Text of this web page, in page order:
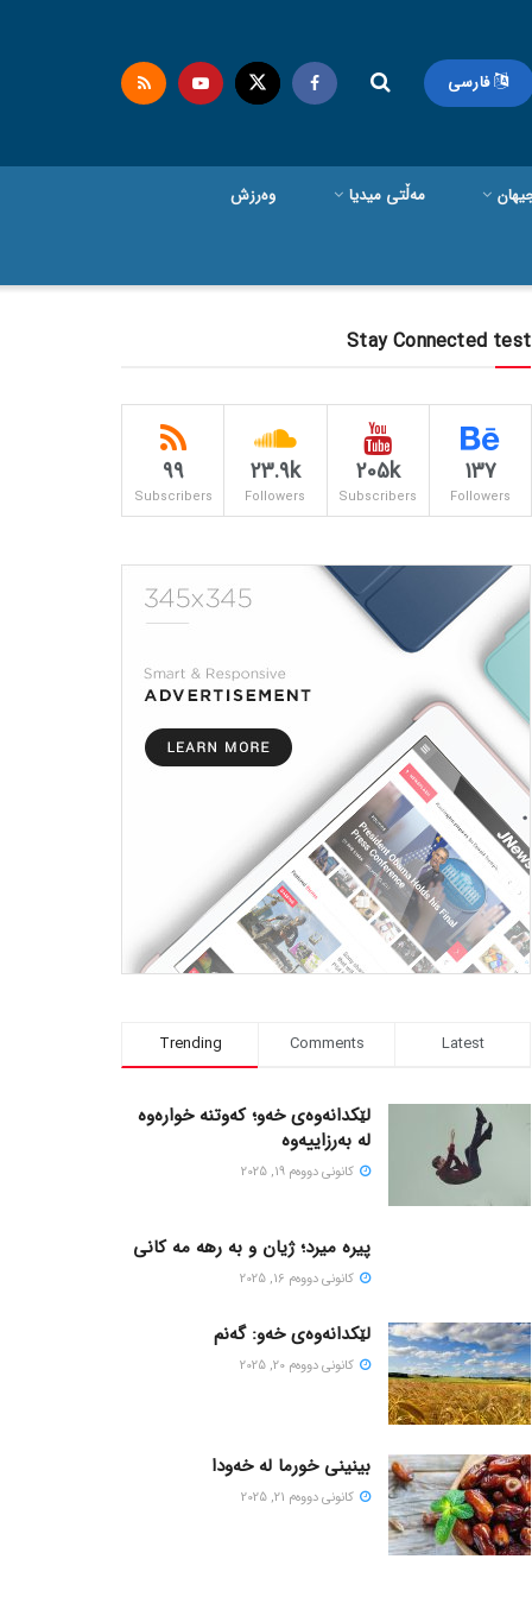
فارسی
مەڵتی میدیا وەرزش
Stay Connected test
137
Followers
205k
Subscribers
23.9k
Followers
99
Subscribers
Trending Comments Latest
لێکدانەوەی خەو؛ کەوتنە خوارەوە
لە بەرزاییەوە
كانونی دووه‌م 19, 2025
پیره میرد؛ ژیان و به رهه مه کانی
كانونی دووه‌م 16, 2025
لێکدانەوەی خەو: گەنم
كانونی دووه‌م 20, 2025
بینینی خورما لە خەودا
كانونی دووه‌م 21, 2025